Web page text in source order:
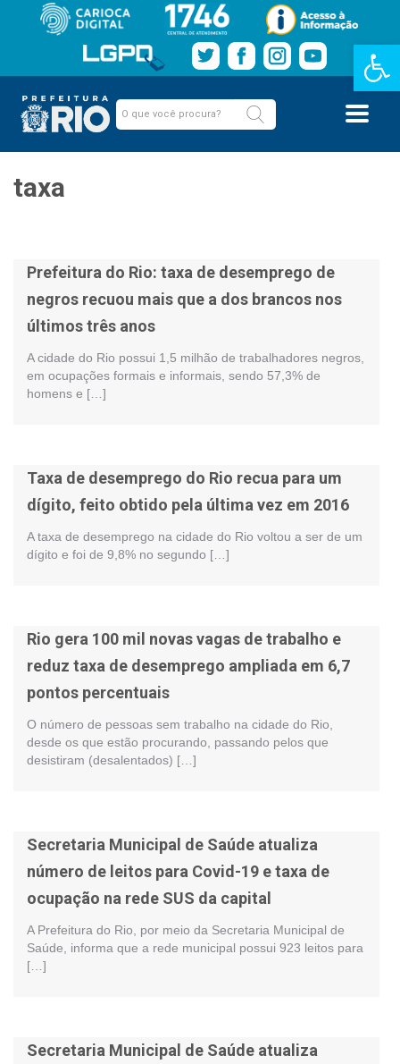
Barra de
taxa
Prefeitura do Rio: taxa de desemprego de
negros recuou mais que a dos brancos nos
últimos três anos
A cidade do Rio possui 1,5 milhão de trabalhadores negros,
em ocupações formais e informais, sendo 57,3% de
homens e […]
Taxa de desemprego do Rio recua para um
dígito, feito obtido pela última vez em 2016
A taxa de desemprego na cidade do Rio voltou a ser de um
dígito e foi de 9,8% no segundo […]
Rio gera 100 mil novas vagas de trabalho e
reduz taxa de desemprego ampliada em 6,7
pontos percentuais
O número de pessoas sem trabalho na cidade do Rio,
desde os que estão procurando, passando pelos que
desistiram (desalentados) […]
Secretaria Municipal de Saúde atualiza
número de leitos para Covid-19 e taxa de
ocupação na rede SUS da capital
A Prefeitura do Rio, por meio da Secretaria Municipal de
Saúde, informa que a rede municipal possui 923 leitos para
[…]
Secretaria Municipal de Saúde atualiza